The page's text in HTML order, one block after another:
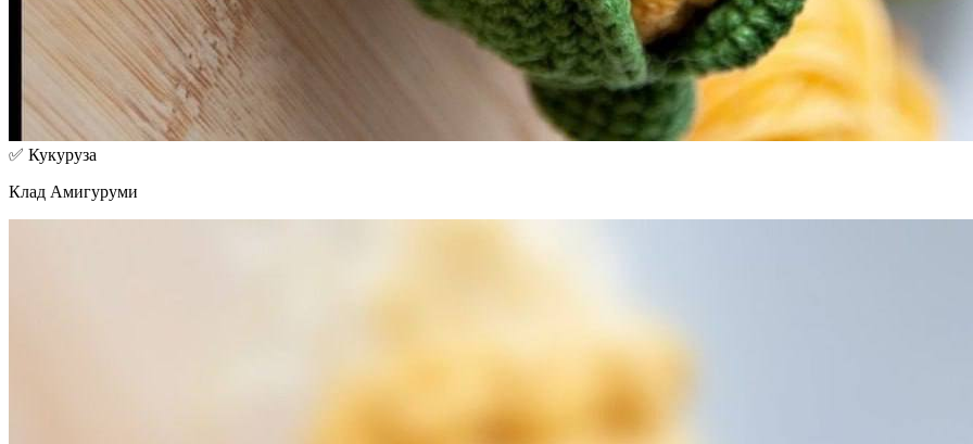
✅ Кукуруза
Клад Амигуруми